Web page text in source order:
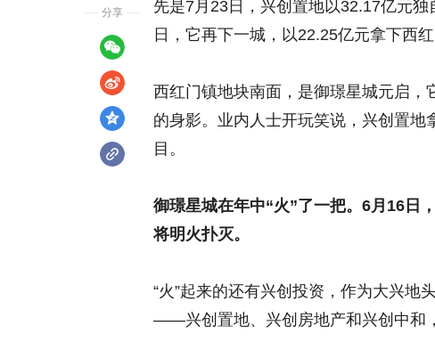
先是7月23日，兴创置地以32.17亿元
日，它再下一城，以22.25亿元拿下西
西红门镇地块南面，是御璟星城元启
的身影。业内人士开玩笑说，兴创置
目。
御璟星城在年中“火”了一把。6月16日
将明火扑灭。
“火”起来的还有兴创投资，作为大兴地
——兴创置地、兴创房地产和兴创中和
分享